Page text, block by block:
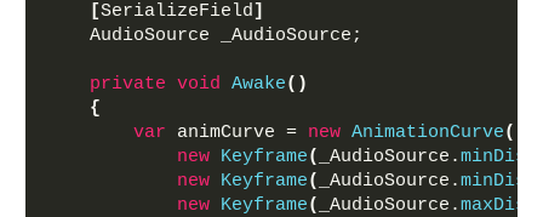
[SerializeField]
    AudioSource _AudioSource;
private void Awake()
{
var animCurve = new AnimationCurve(
new Keyframe( _AudioSource.
new Keyframe( _AudioSource.
new Keyframe( _AudioSource.